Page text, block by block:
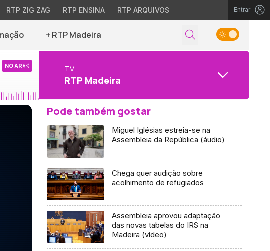
RTP ZIG ZAG RTP ENSINA RTP ARQUIVOS Entrar
+ RTP Madeira
NO AR TV
RTP Madeira
Pode também gostar
Miguel Iglésias estreia-se na
Assembleia da República (áudio)
Chega quer audição sobre
acolhimento de refugiados
Assembleia aprovou adaptação
das novas tabelas do IRS na
Madeira (vídeo)